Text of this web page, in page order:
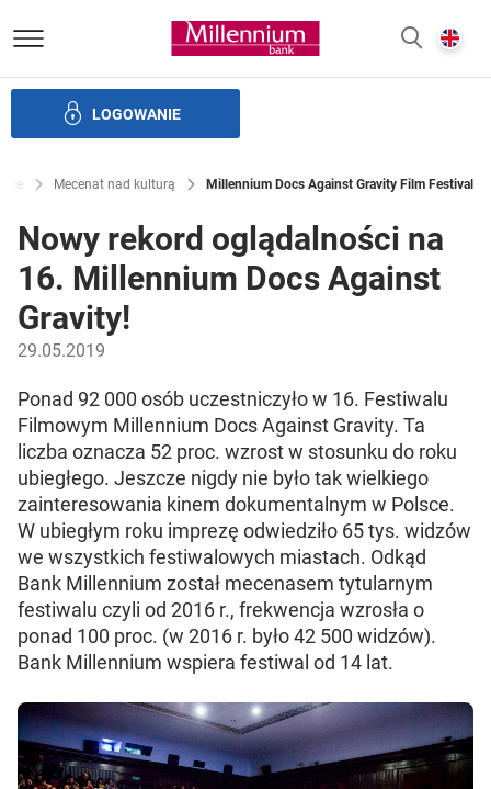
Bank Millennium homepage
LOGOWANIE
Mecenat nad kulturą Millennium Docs Against Gravity Film Festival
Nowy rekord oglądalności na
16. Millennium Docs Against
Gravity!
29.05.2019
Ponad 92 000 osób uczestniczyło w 16. Festiwalu
Filmowym Millennium Docs Against Gravity. Ta
liczba oznacza 52 proc. wzrost w stosunku do roku
ubiegłego. Jeszcze nigdy nie było tak wielkiego
zainteresowania kinem dokumentalnym w Polsce.
W ubiegłym roku imprezę odwiedziło 65 tys. widzów
we wszystkich festiwalowych miastach. Odkąd
Bank Millennium został mecenasem tytularnym
festiwalu czyli od 2016 r., frekwencja wzrosła o
ponad 100 proc. (w 2016 r. było 42 500 widzów).
Bank Millennium wspiera festiwal od 14 lat.